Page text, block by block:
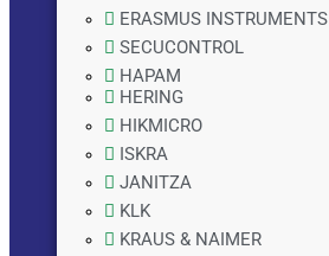
ERASMUS INSTRUMENTS
SECUCONTROL
HAPAM
HERING
HIKMICRO
ISKRA
JANITZA
KLK
KRAUS & NAIMER